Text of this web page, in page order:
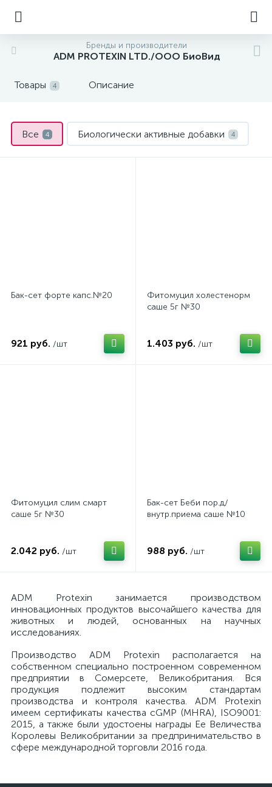
Бренды и производители
ADM PROTEXIN LTD./ООО БиоВид
Товары 4 Описание
Все 4 Биологически активные добавки 4
Бак-сет форте капс.№20
921 руб. /шт
Фитомуцил холестенорм
саше 5г №30
1.403 руб. /шт
Фитомуцил слим смарт
саше 5г №30
2.042 руб. /шт
Бак-сет Беби пор.д/
внутр.приема саше №10
988 руб. /шт
ADM Protexin занимается производством
инновационных продуктов высочайшего качества для
животных и людей, основанных на научных
исследованиях.
Производство ADM Protexin располагается на
собственном специально построенном современном
предприятии в Сомерсете, Великобритания. Вся
продукция подлежит высоким стандартам
производства и контроля качества. ADM Protexin
имеем сертификаты качества cGMP (MHRA), ISO9001:
2015, а также были удостоены награды Ее Величества
Королевы Великобритании за предпринимательство в
сфере международной торговли 2016 года.